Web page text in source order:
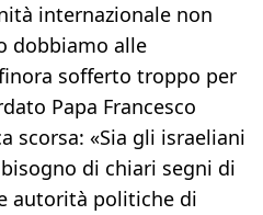
internazionale non
dobbiamo alle
sofferto troppo per
Papa Francesco
scorsa: «Sia gli israeliani
di chiari segni di
autorità politiche di